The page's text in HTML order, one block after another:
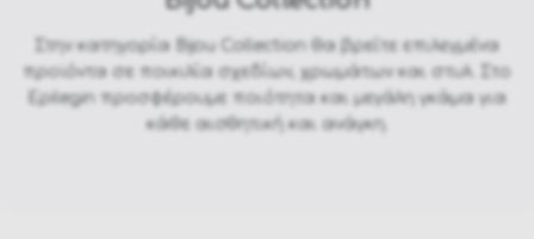
Στην κατηγορία Bijou Collection θα βρείτε επιλεγμένα
προϊόντα σε ποικιλία σχεδίων, χρωμάτων και στυλ. Στο
Epilegin προσφέρουμε ποιότητα και μεγάλη γκάμα για
κάθε αισθητική και ανάγκη.